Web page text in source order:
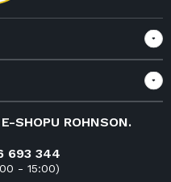
SHOPU ROHNSON.
693 344
- 15:00)